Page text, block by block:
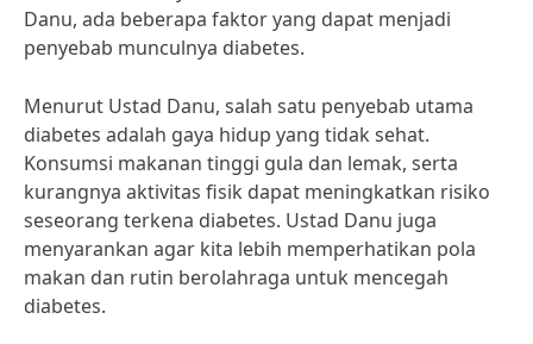
Danu, ada beberapa faktor yang dapat menjadi
penyebab munculnya diabetes.
Menurut Ustad Danu, salah satu penyebab utama
diabetes adalah gaya hidup yang tidak sehat.
Konsumsi makanan tinggi gula dan lemak, serta
kurangnya aktivitas fisik dapat meningkatkan risiko
seseorang terkena diabetes. Ustad Danu juga
menyarankan agar kita lebih memperhatikan pola
makan dan rutin berolahraga untuk mencegah
diabetes.